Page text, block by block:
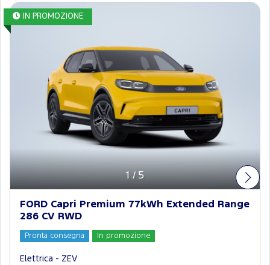
IN PROMOZIONE
1 / 5
Elettrica
FORD Capri Premium 77kWh Extended Range
286 CV RWD
Pronta consegna In promozione
Elettrica - ZEV